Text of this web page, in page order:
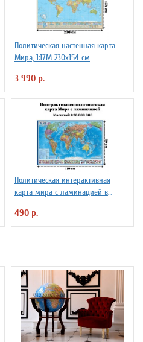
Политическая настенная карта
Мира, 1:17М 230х154 см
3 990 р.
Политическая интерактивная
карта мира с ламинацией в
490 р.